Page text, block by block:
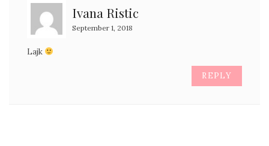
Ivana Ristic
September 1, 2018
Lajk
REPLY